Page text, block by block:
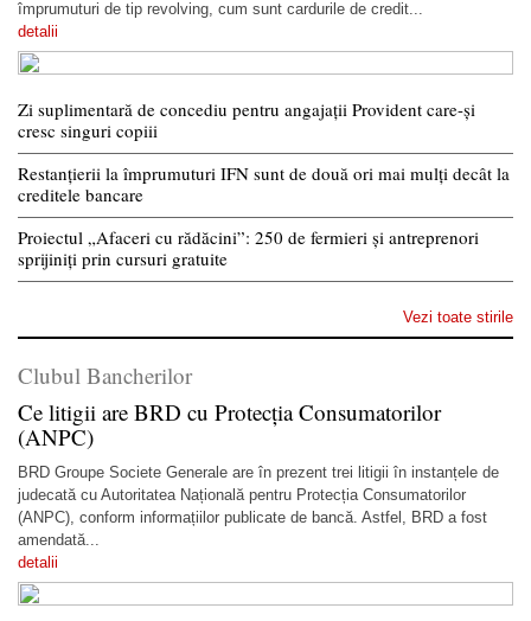
împrumuturi de tip revolving, cum sunt cardurile de credit...
detalii
Zi suplimentară de concediu pentru angajații Provident care-și
cresc singuri copiii
Restanțierii la împrumuturi IFN sunt de două ori mai mulți decât la
creditele bancare
Proiectul „Afaceri cu rădăcini”: 250 de fermieri și antreprenori
sprijiniți prin cursuri gratuite
Vezi toate stirile
Clubul Bancherilor
Ce litigii are BRD cu Protecția Consumatorilor
(ANPC)
BRD Groupe Societe Generale are în prezent trei litigii în instanțele de
judecată cu Autoritatea Națională pentru Protecția Consumatorilor
(ANPC), conform informațiilor publicate de bancă. Astfel, BRD a fost
amendată...
detalii